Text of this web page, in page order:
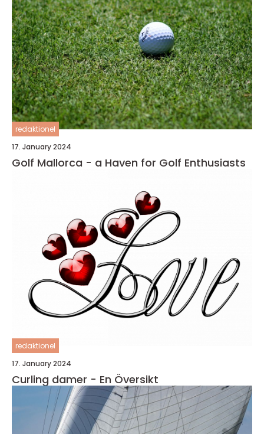
redaktionel
17. January 2024
Golf Mallorca - a Haven for Golf Enthusiasts
redaktionel
17. January 2024
Curling damer - En Översikt